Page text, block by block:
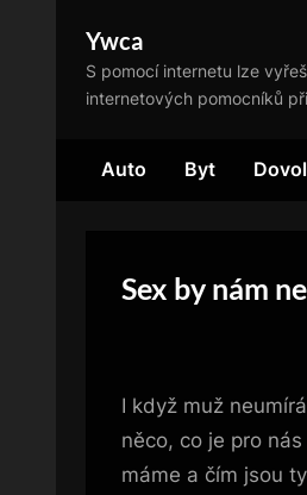
content
Ywca
S pomocí internetu lze
internetových pomocníků
Auto Byt
Sex by nám
I když muž
něco, co je pro
máme a čím jsou